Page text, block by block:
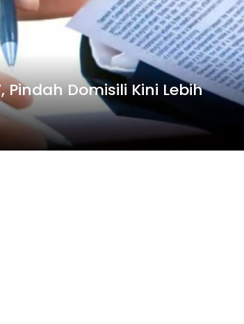
Pindah Domisili Kini Lebih